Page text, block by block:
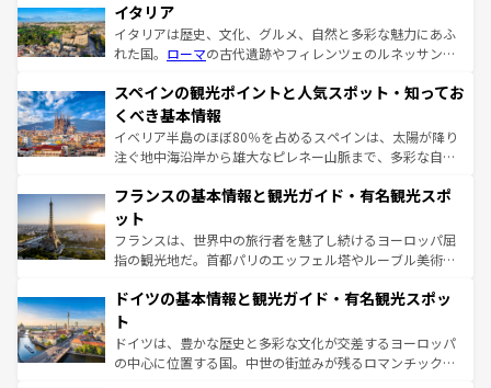
イタリア
イタリアは歴史、文化、グルメ、自然と多彩な魅力にあふ
れた国。 ローマの古代遺跡やフィレンツェのルネッサンス
ろん、トスカーナの美しい田園風景やアマルフィ海岸の絶
景など、自然景観も見逃せない。観光の合間には、本場の
ピザやパスタなど、絶品のイタリア料理を堪能することも
できる。朝目覚めてから夜眠るまで、すべての瞬間を楽し
なお、新着のイタリア情報はコンテンツ一覧を参照してほ
しい。
スペインの観光ポイントと人気スポット・知ってお
くべき基本情報
イベリア半島のほぼ80％を占めるスペインは、太陽が降り
注ぐ地中海沿岸から雄大なピレネー山脈まで、多彩な自然
文化が根付くこの国では、情熱的なフラメンコ、熱気あふ
れる闘牛、そして美味しいタパスが生活の一部となってい
る。首都マドリードの洗練された雰囲気や、バルセロナの
アートに溢れた街角から、地方では古代ローマ遺跡や中世
せる。地方によって風土や気候が異なるスペインはその個
ンテンツ一覧 を参照してほしい。
フランスの基本情報と観光ガイド・有名観光スポ
ット
フランスは、世界中の旅行者を魅了し続けるヨーロッパ屈
指の観光地だ。首都パリのエッフェル塔やルーブル美術館
で、幅広い魅力が詰まっている。華麗な宮殿、歴史的な大
聖堂、美しいビーチ、そして豊かな自然が、訪れる者を心
から魅了する。また、フランスは美食の国としても知ら
れ、フランス料理はユネスコ無形文化遺産にも登録されて
ドイツの基本情報と観光ガイド・有名観光スポッ
ト
ドイツは、豊かな歴史と多彩な文化が交差するヨーロッパ
の中心に位置する国。中世の街並みが残るロマンチック街